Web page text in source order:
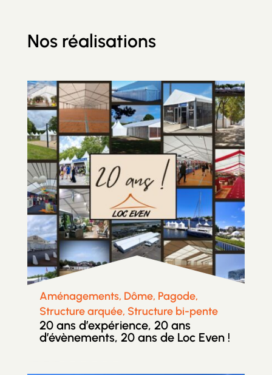
Nos réalisations
Aménagements, Dôme, Pagode,
Structure arquée, Structure bi-pente
20 ans d’expérience, 20 ans
d’évènements, 20 ans de Loc Even !